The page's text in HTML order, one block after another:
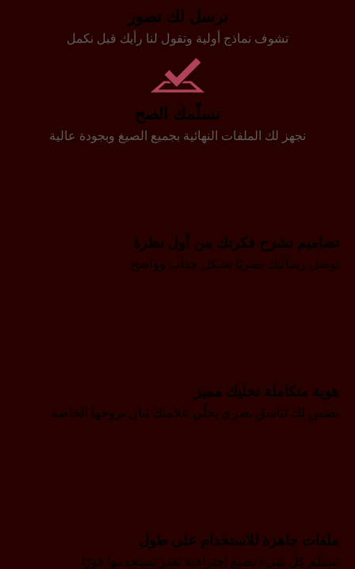
نرسل لك تصور
تشوف نماذج أولية وتقول لنا رأيك قبل نكمل
نسلّمك الصح
نجهز لك الملفات النهائية بجميع الصيغ وبجودة عالية
تصاميم تشرح فكرتك من أول نظرة
نوصل رسالتك بصريًا بشكل جذاب وواضح
هوية متكاملة تخليك مميز
نضمن لك تناسق بصري يخلّي علامتك تبان بروحها الخاصة
ملفات جاهزة للاستخدام على طول
تستلم كل شيء بصيغ احترافية تقدر تستخدمها فورًا